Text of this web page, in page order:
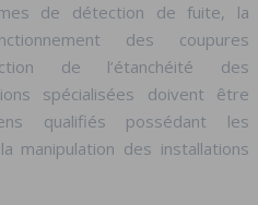
de détection de fuite, la
des coupures
de l’étanchéité des
spécialisées doivent être
qualifiés possédant les
manipulation des installations